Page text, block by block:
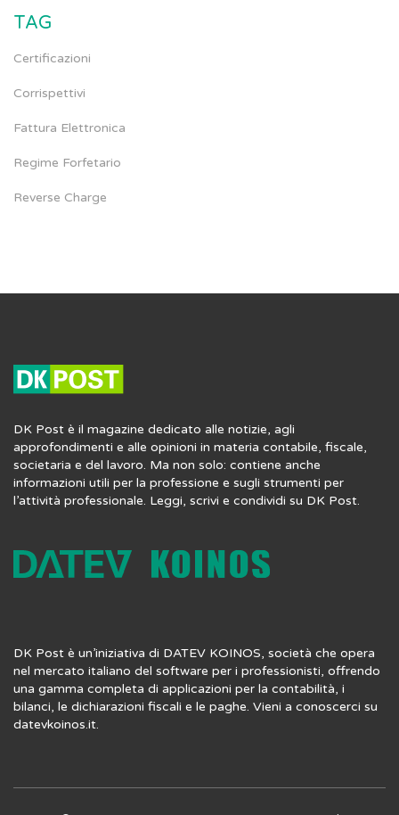
TAG
Certificazioni
Corrispettivi
Fattura Elettronica
Regime Forfetario
Reverse Charge
DK Post è il magazine dedicato alle notizie, agli
approfondimenti e alle opinioni in materia contabile, fiscale,
societaria e del lavoro. Ma non solo: contiene anche
informazioni utili per la professione e sugli strumenti per
l’attività professionale. Leggi, scrivi e condividi su DK Post.
DK Post è un’iniziativa di DATEV KOINOS, società che opera
nel mercato italiano del software per i professionisti, offrendo
una gamma completa di applicazioni per la contabilità, i
bilanci, le dichiarazioni fiscali e le paghe. Vieni a conoscerci su
datevkoinos.it.